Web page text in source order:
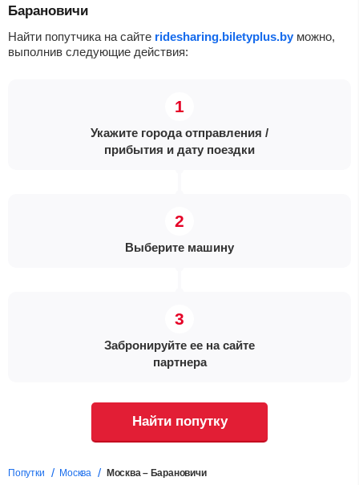
Барановичи
Найти попутчика на сайте ridesharing.biletyplus.by можно,
выполнив следующие действия:
Укажите города отправления /
прибытия и дату поездки
Выберите машину
Забронируйте ее на сайте
партнера
Найти попутку
Попутки Москва Москва – Барановичи